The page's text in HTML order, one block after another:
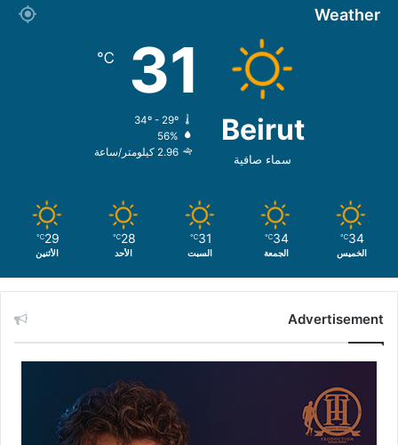
Weather
Beirut
سماء صافية
31
℃
34º - 29º
56%
2.96 كيلومتر/ساعة
34
℃
الخميس
34
℃
الجمعة
31
℃
السبت
28
℃
الأحد
29
℃
الأثنين
Advertisement